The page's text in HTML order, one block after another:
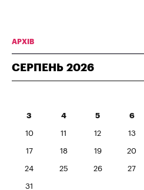
АРХІВ
СЕРПЕНЬ 2026
3 4 5 6
10 11 12 13
17 18 19 20
24 25 26 27
31